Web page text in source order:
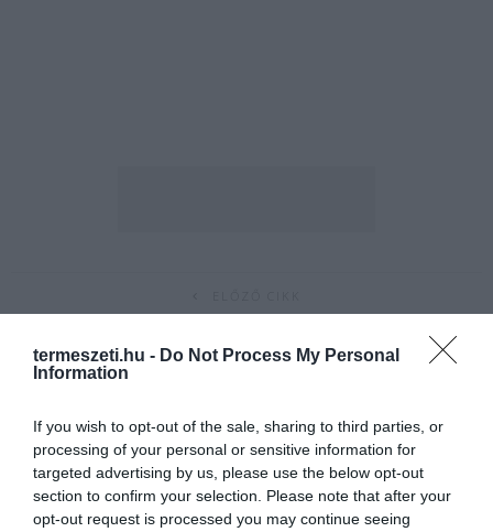
termeszeti.hu - Do Not Process My Personal
Information
If you wish to opt-out of the sale, sharing to third parties, or
processing of your personal or sensitive information for
targeted advertising by us, please use the below opt-out
section to confirm your selection. Please note that after your
opt-out request is processed you may continue seeing
MAGÁNYRA VÁGYÓK, FIGYELEM: ELADÓ EGY TÁVOLI, ALIG
LAKOTT SKÓT SZIGETI BIRTOK